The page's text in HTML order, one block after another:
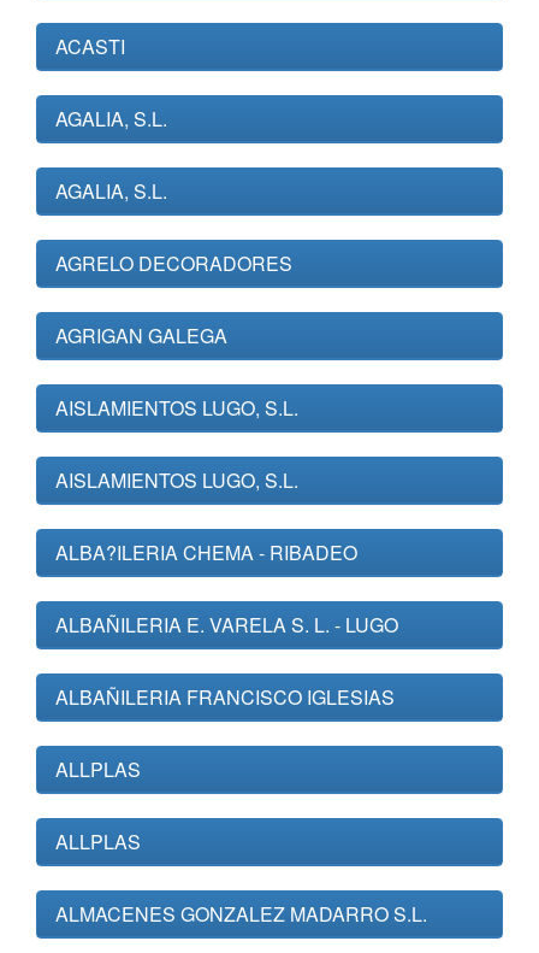
ACASTI
AGALIA, S.L.
AGALIA, S.L.
AGRELO DECORADORES
AGRIGAN GALEGA
AISLAMIENTOS LUGO, S.L.
AISLAMIENTOS LUGO, S.L.
ALBA?ILERIA CHEMA - RIBADEO
ALBAÑILERIA E. VARELA S. L. - LUGO
ALBAÑILERIA FRANCISCO IGLESIAS
ALLPLAS
ALLPLAS
ALMACENES GONZALEZ MADARRO S.L.